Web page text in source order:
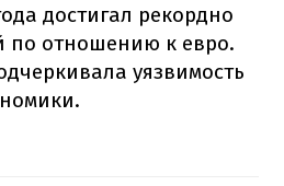
достигал рекордно
по отношению к евро.
уязвимость